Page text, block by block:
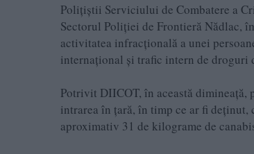
Polițiștii Serviciului de Combatere a
Sectorul Poliției de Frontieră Nădlac,
activitatea infracțională a unei
internațional și trafic intern de droguri
Potrivit DIICOT, în această
intrarea în țară, în timp ce ar fi deținut,
aproximativ 31 de kilograme de